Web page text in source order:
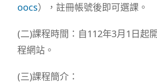
oocs），註冊帳號後即可選課。
(二)課程時間：自112年3月1日起
程網站。
(三)課程簡介：